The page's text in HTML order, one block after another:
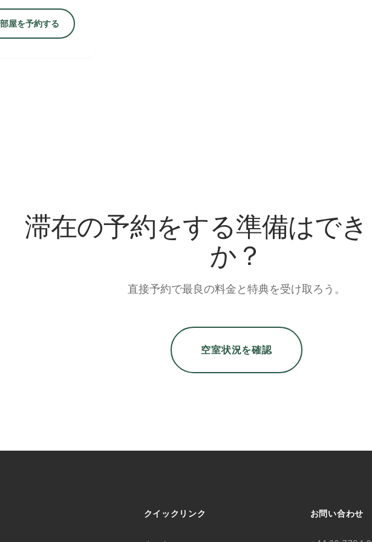
屋を予約する
滞在の予約をする準備はで
か？
直接予約で最良の料金と特典を受け取ろう。
空室状況を確認
クイックリンク お問い合わせ